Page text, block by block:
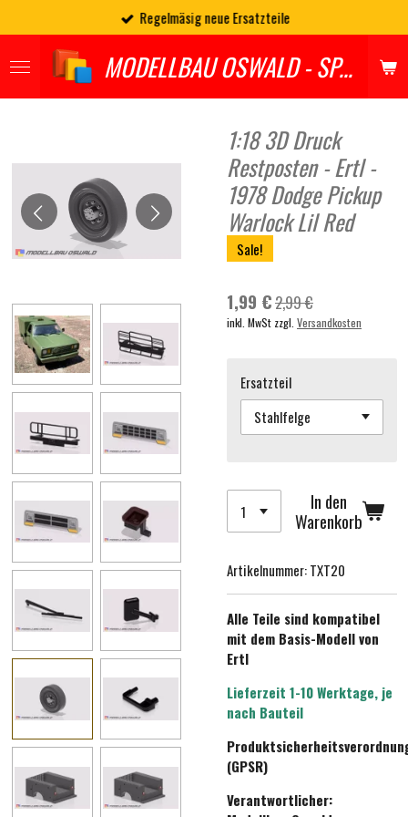
Hauptinhalt
springen
MODELLBAU OSWALD - SPARES
Regelmäsig neue Ersatzteile
1:18 3D Druck
Restposten - Ertl -
1978 Dodge Pickup
Warlock Lil Red
Sale!
1,99 €2,99 €
inkl. MwSt zzgl. Versandkosten
Ersatzteil
In den
Warenkorb
Artikelnummer:TXT20
Alle Teile sind kompatibel
mit dem Basis-Modell von
Ertl
Lieferzeit 1-10 Werktage, je
nach Bauteil
(GPSR)
Verantwortlicher: